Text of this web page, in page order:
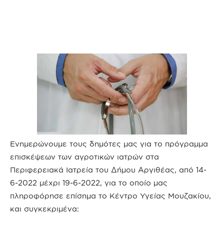
Ενημερώνουμε τους δημότες μας για το πρόγραμμα
επισκέψεων των αγροτικών ιατρών στα
Περιφερειακά Ιατρεία του Δήμου Αργιθέας, από 14-
6-2022 μέχρι 19-6-2022, για το οποίο μας
πληροφόρησε επίσημα το Κέντρο Υγείας Μουζακίου,
και συγκεκριμένα: